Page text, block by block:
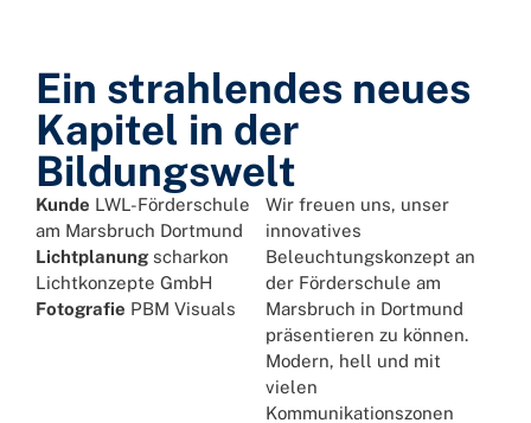
Ein strahlendes neues
Kapitel in der
Bildungswelt
Wir freuen uns, unser
innovatives
Beleuchtungskonzept an
der Förderschule am
Marsbruch in Dortmund
präsentieren zu können.
Modern, hell und mit
vielen
Kommunikationszonen
Kunde LWL-Förderschule
am Marsbruch Dortmund
Lichtplanung scharkon
Lichtkonzepte GmbH
Fotografie PBM Visuals